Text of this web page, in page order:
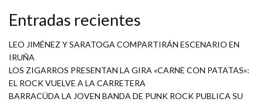
Entradas recientes
LEO JIMÉNEZ Y SARATOGA COMPARTIRÁN ESCENARIO EN
IRUÑA
LOS ZIGARROS PRESENTAN LA GIRA «CARNE CON PATATAS»:
EL ROCK VUELVE A LA CARRETERA
BARRACÜDA LA JOVEN BANDA DE PUNK ROCK PUBLICA SU